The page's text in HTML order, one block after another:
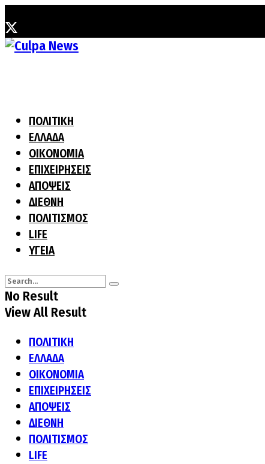
ΠΟΛΙΤΙΚΗ
ΕΛΛΑΔΑ
ΟΙΚΟΝΟΜΙΑ
ΕΠΙΧΕΙΡΗΣΕΙΣ
ΑΠΟΨΕΙΣ
ΔΙΕΘΝΗ
ΠΟΛΙΤΙΣΜΟΣ
LIFE
ΥΓΕΙΑ
No Result
View All Result
ΠΟΛΙΤΙΚΗ
ΕΛΛΑΔΑ
ΟΙΚΟΝΟΜΙΑ
ΕΠΙΧΕΙΡΗΣΕΙΣ
ΑΠΟΨΕΙΣ
ΔΙΕΘΝΗ
ΠΟΛΙΤΙΣΜΟΣ
LIFE